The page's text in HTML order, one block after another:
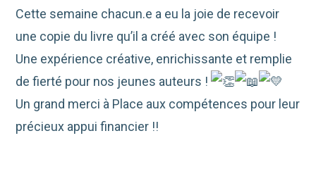
Cette semaine chacun.e a eu la joie de recevoir
une copie du livre qu’il a créé avec son équipe !
Une expérience créative, enrichissante et remplie
de fierté pour nos jeunes auteurs !
Un grand merci à Place aux compétences pour leur
précieux appui financier !!